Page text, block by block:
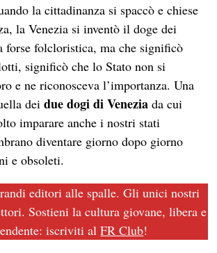
la cittadinanza si spaccò e chiese
la Venezia si inventò il doge dei
forse folcloristica, ma che significò
significò che lo Stato non si
e ne riconosceva l’importanza. Una
deidue dogi di Veneziada cui
imparare anche i nostri stati
diventare giorno dopo giorno
e obsoleti.
editori alle spalle. Gli unici nostri
Sostieni la cultura giovane, libera e
iscriviti alFR Club!